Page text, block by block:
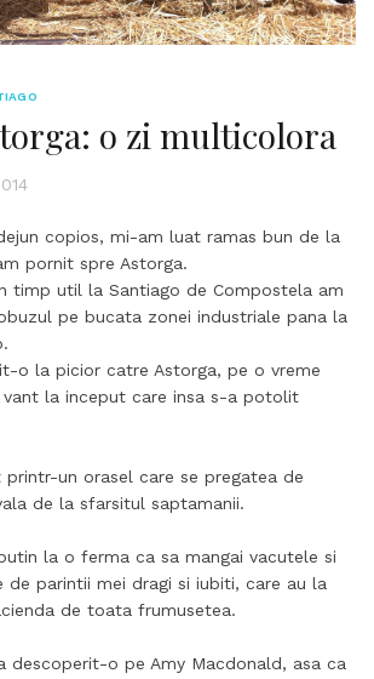
o zi multicolora
copios, mi-am luat ramas bun de la
pornit spre Astorga.
timp util la Santiago de Compostela am
pe bucata zonei industriale pana la
o la picior catre Astorga, pe o vreme
la inceput care insa s-a potolit
un orasel care se pregatea de
de la sfarsitul saptamanii.
la o ferma ca sa mangai vacutele si
de parintii mei dragi si iubiti, care au la
de toata frumusetea.
descoperit-o pe Amy Macdonald, asa ca